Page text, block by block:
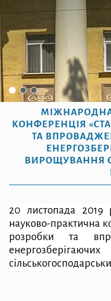
КОНФЕРЕНЦІЯ
ТА
ВИРОЩУВАННЯ
20 листопада 2019
науково-практична
розробки та